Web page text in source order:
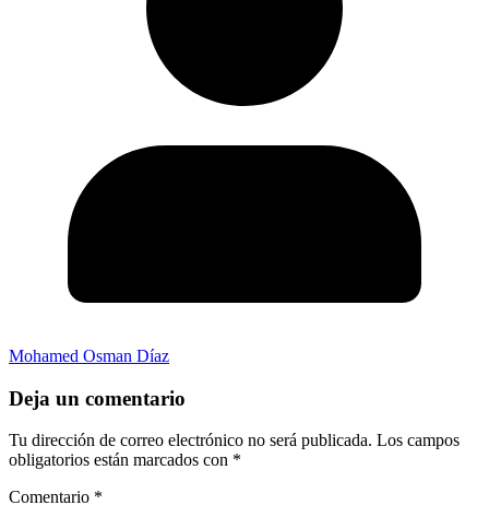
Mohamed Osman Díaz
Deja un comentario
Tu dirección de correo electrónico no será publicada. Los campos
obligatorios están marcados con *
Comentario *